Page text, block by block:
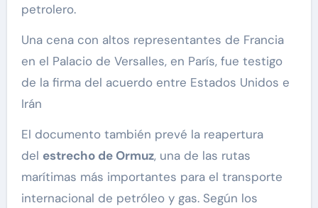
petrolero.
Una cena con altos representantes de Francia
en el Palacio de Versalles, en París, fue testigo
de la firma del acuerdo entre Estados Unidos e
Irán
El documento también prevé la reapertura
del estrecho de Ormuz, una de las rutas
marítimas más importantes para el transporte
internacional de petróleo y gas. Según los